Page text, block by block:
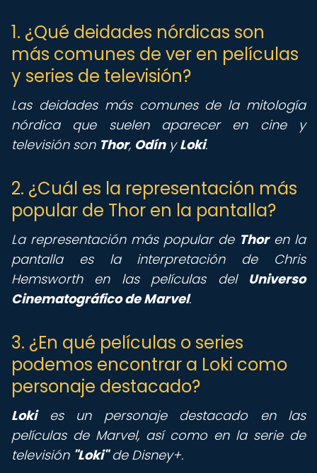
1. ¿Qué deidades nórdicas son
más comunes de ver en películas
y series de televisión?
Las deidades más comunes de la mitología
nórdica que suelen aparecer en cine y
televisión son Thor, OdínyLoki.
2. ¿Cuál es la representación más
popular de Thor en la pantalla?
La representación más popular de Thoren la
pantalla es la interpretación de Chris
Hemsworth en las películas del Universo
Cinematográfico de Marvel.
3. ¿En qué películas o series
podemos encontrar a Loki como
personaje destacado?
Lokies un personaje destacado en las
películas de Marvel, así como en la serie de
televisión "Loki"de Disney+.